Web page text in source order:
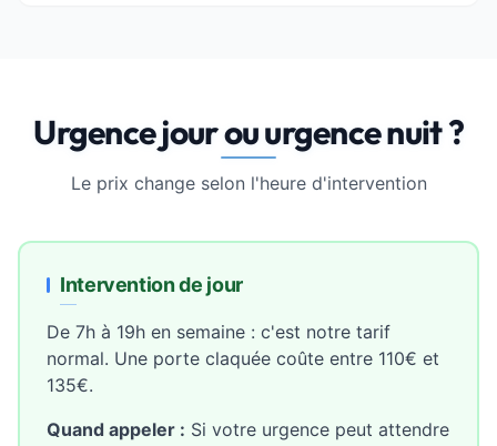
Urgence jour ou urgence nuit ?
Le prix change selon l'heure d'intervention
Intervention de jour
De 7h à 19h en semaine : c'est notre tarif
normal. Une porte claquée coûte entre 110€ et
135€.
Quand appeler : Si votre urgence peut attendre